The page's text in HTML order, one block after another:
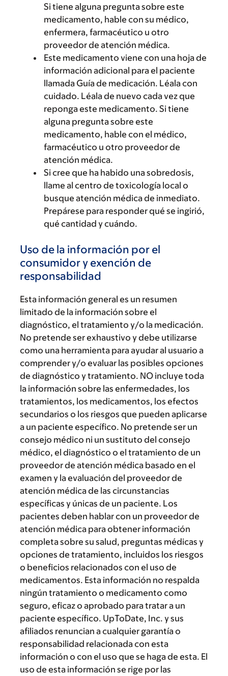
Si tiene alguna pregunta sobre este
medicamento, hable con su médico,
enfermera, farmacéutico u otro
proveedor de atención médica.
Este medicamento viene con una hoja de
información adicional para el paciente
llamada Guía de medicación. Léala con
cuidado. Léala de nuevo cada vez que
reponga este medicamento. Si tiene
alguna pregunta sobre este
medicamento, hable con el médico,
farmacéutico u otro proveedor de
atención médica.
Si cree que ha habido una sobredosis,
llame al centro de toxicología local o
busque atención médica de inmediato.
Prepárese para responder qué se ingirió,
qué cantidad y cuándo.
Uso de la información por el
consumidor y exención de
responsabilidad
Esta información general es un resumen
limitado de la información sobre el
diagnóstico, el tratamiento y/o la medicación.
No pretende ser exhaustivo y debe utilizarse
como una herramienta para ayudar al usuario a
comprender y/o evaluar las posibles opciones
de diagnóstico y tratamiento. NO incluye toda
la información sobre las enfermedades, los
tratamientos, los medicamentos, los efectos
secundarios o los riesgos que pueden aplicarse
a un paciente específico. No pretende ser un
consejo médico ni un sustituto del consejo
médico, el diagnóstico o el tratamiento de un
proveedor de atención médica basado en el
examen y la evaluación del proveedor de
atención médica de las circunstancias
específicas y únicas de un paciente. Los
pacientes deben hablar con un proveedor de
atención médica para obtener información
completa sobre su salud, preguntas médicas y
opciones de tratamiento, incluidos los riesgos
o beneficios relacionados con el uso de
medicamentos. Esta información no respalda
ningún tratamiento o medicamento como
seguro, eficaz o aprobado para tratar a un
paciente específico. UpToDate, Inc. y sus
afiliados renuncian a cualquier garantía o
responsabilidad relacionada con esta
información o con el uso que se haga de esta. El
uso de esta información se rige por las